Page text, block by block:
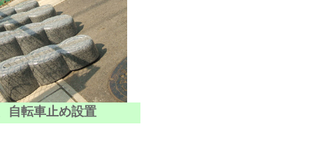
自転車止め設置